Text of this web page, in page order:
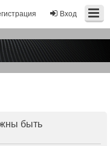
Вход
быть